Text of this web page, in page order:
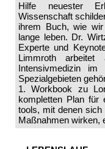
Hilfe neuester
Wissenschaft
ihrem Buch, wie
lange leben. Dr.
Experte und
Limmroth
Intensivmedizin im
Spezialgebieten
1. Workbook zu
kompletten Plan für
tools, mit denen sich
Maßnahmen wirken,